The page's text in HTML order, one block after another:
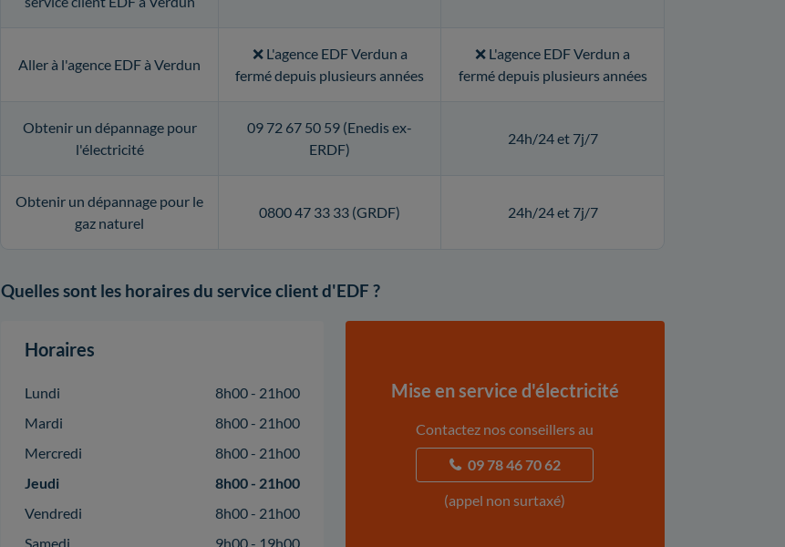
Aller à l'agence EDF à Verdun
❌ L'agence EDF Verdun a
fermé depuis plusieurs années
❌ L'agence EDF Verdun a
fermé depuis plusieurs années
Obtenir un dépannage pour
l'électricité
09 72 67 50 59 (Enedis ex-
ERDF)
24h/24 et 7j/7
Obtenir un dépannage pour le
gaz naturel
0800 47 33 33 (GRDF) 24h/24 et 7j/7
Quelles sont les horaires du service client d'EDF ?
Horaires
Lundi
8h00 - 21h00
Mardi
8h00 - 21h00
Mercredi
8h00 - 21h00
Jeudi
8h00 - 21h00
Vendredi
8h00 - 21h00
Samedi
9h00 - 19h00
Mise en service d'électricité
Contactez nos conseillers au
09 78 46 70 62
(appel non surtaxé)